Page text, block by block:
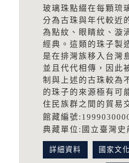
玻璃珠點綴在每顆琉
分為古珠與年代較近
為點紋、眼睛紋、漩
經典。這類的珠子製
是在排灣族移入台灣
並且代代相傳，因此
制與上述的古珠較為
的珠子的來源極有可
住民族群之間的貿易
館藏編號
典藏單位:國立臺灣史
詳細資料 國家文